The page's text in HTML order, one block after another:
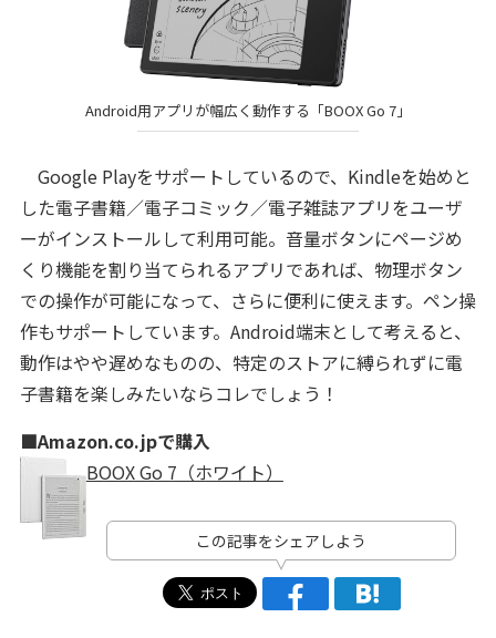
Android用アプリが幅広く動作する「BOOX Go 7」
Google Playをサポートしているので、Kindleを始めと
した電子書籍／電子コミック／電子雑誌アプリをユーザ
ーがインストールして利用可能。音量ボタンにページめ
くり機能を割り当てられるアプリであれば、物理ボタン
での操作が可能になって、さらに便利に使えます。ペン操
作もサポートしています。Android端末として考えると、
動作はやや遅めなものの、特定のストアに縛られずに電
子書籍を楽しみたいならコレでしょう！
■Amazon.co.jpで購入
BOOX Go 7（ホワイト）
この記事をシェアしよう